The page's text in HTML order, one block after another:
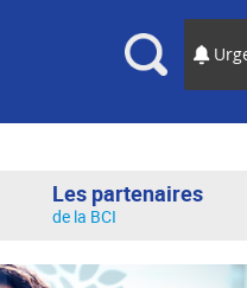
Recherche
Les partenaires
de la BCI